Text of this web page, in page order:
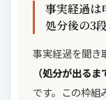
事実経過は
処分後の3
事実経過を聞き
（処分が出る
です。この枠組